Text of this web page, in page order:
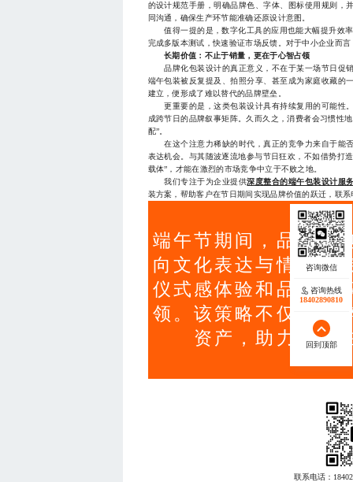
的设计规范手册，明确品牌色、字体、图标使用规则，
同沟通，确保生产环节能准确还原设计意图。
值得一提的是，数字化工具的应用也能大幅提升效率
完成多版本测试，快速验证市场反馈。对于中小企业而
长期价值：不止于销量，更在于心智占领
品牌化包装设计的真正意义，不在于某一场节日促
端午包装被反复提及、拍照分享、甚至成为家庭收藏的
建立，便形成了难以替代的品牌壁垒。
更重要的是，这类包装设计具有持续复用的可能性
成跨节日的品牌叙事矩阵。久而久之，消费者会习惯性
配”。
在这个注意力稀缺的时代，真正的竞争力来自于能
表达机会。与其随波逐流地参与节日狂欢，不如借势打
载体”，才能在激烈的市场竞争中立于不败之地。
我们专注于为企业提供深度整合的端午包装设计服
装方案，帮助客户在节日期间实现品牌价值的跃迁，联系
端午节期间，品牌化
向文化表达与情感连
仪式感体验和品牌故
领。该策略不仅提升
资产，助力企业
联系电话：
咨询热线
18402890810
回到顶部